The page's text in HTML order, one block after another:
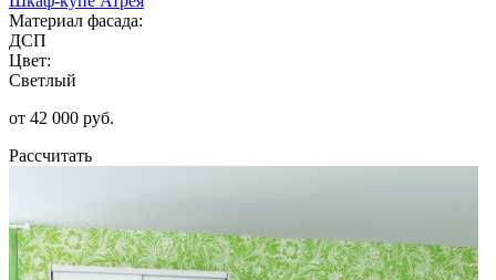
Материал фасада:
ДСП
Цвет:
Светлый
от 42 000 руб.
Рассчитать